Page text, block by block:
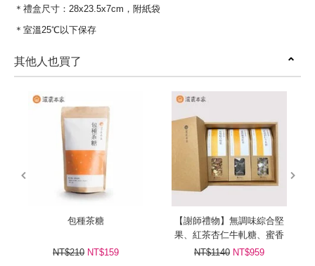
＊禮盒尺寸：28x23.5x7cm，附紙袋
＊室溫25℃以下保存
其他人也買了
包種茶糖
NT$210 NT$159
【謝師禮物】無調味綜合堅
果、紅茶杏仁牛軋糖、蜜香
紅茶包
NT$1140 NT$959